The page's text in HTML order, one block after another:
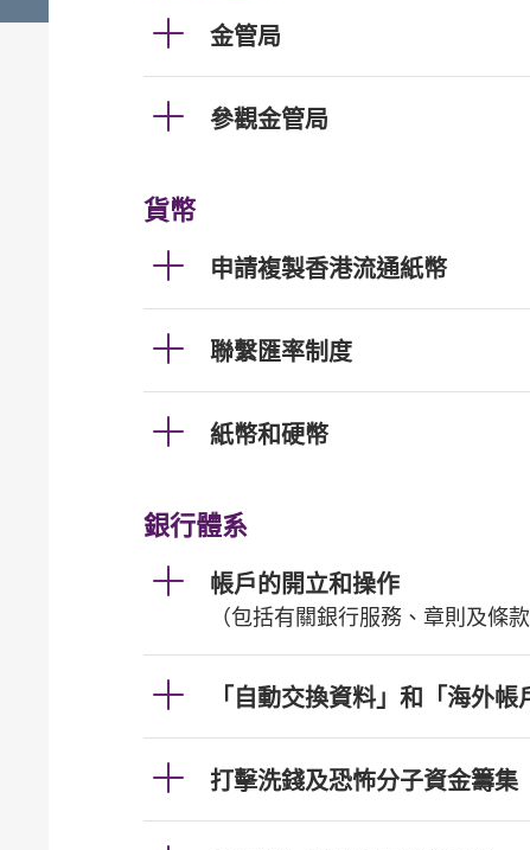
金管局
參觀金管局
貨幣
申請複製香港流通紙幣
聯繫匯率制度
紙幣和硬幣
銀行體系
帳戶的開立和操作
（包括有關銀行服務、章則及條
「自動交換資料」和「海外帳
打擊洗錢及恐怖分子資金籌集